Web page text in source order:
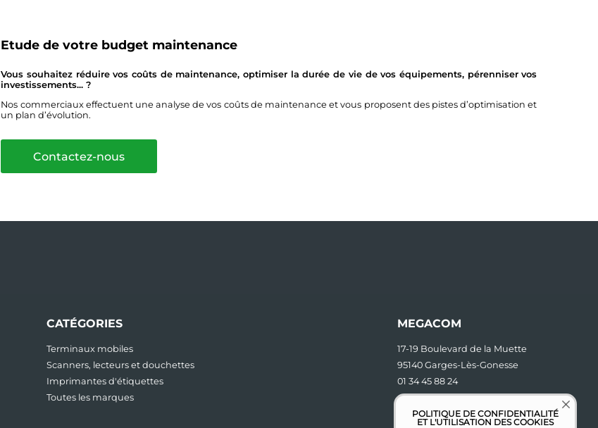
Etude de votre budget maintenance
Vous souhaitez réduire vos coûts de maintenance, optimiser la durée de vie de vos équipements, pérenniser vos
investissements... ?
Nos commerciaux effectuent une analyse de vos coûts de maintenance et vous proposent des pistes d’optimisation et
un plan d’évolution.
Contactez-nous
CATÉGORIES
Terminaux mobiles
Scanners, lecteurs et douchettes
Imprimantes d'étiquettes
Toutes les marques
MEGACOM
17-19 Boulevard de la Muette
95140 Garges-Lès-Gonesse
01 34 45 88 24
contact [at] megacom.fr
POLITIQUE DE CONFIDENTIALITÉ
ET L'UTILISATION DES COOKIES